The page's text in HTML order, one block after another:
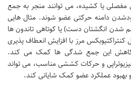
مفصلی یا کشیده، می توانند منجر به جمع
دامنه حرکتی عضو شوند. مثال هایی
شدن انگشتان دست) یا کوتاهی تاندون ها
مرز با افزایش انعطاف پذیری
کاهش این جمع شدگی ها کمک می کند.
و حرکات کششی مناسب، می تواند
و بهبود عملکرد عضو کمک شایانی کند.